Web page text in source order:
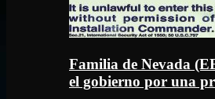
Familia de Nevada
el gobierno por una